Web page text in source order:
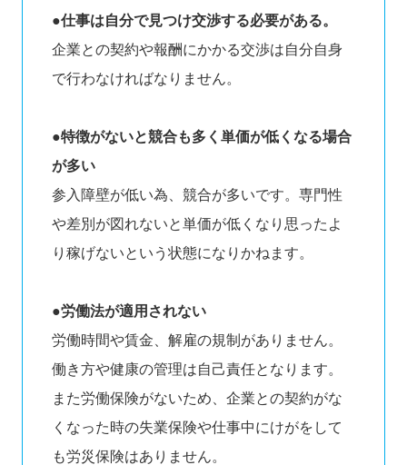
●仕事は自分で見つけ交渉する必要がある。
企業との契約や報酬にかかる交渉は自分自身
で行わなければなりません。
●特徴がないと競合も多く単価が低くなる場合
が多い
参入障壁が低い為、競合が多いです。専門性
や差別が図れないと単価が低くなり思ったよ
り稼げないという状態になりかねます。
●労働法が適用されない
労働時間や賃金、解雇の規制がありません。
働き方や健康の管理は自己責任となります。
また労働保険がないため、企業との契約がな
くなった時の失業保険や仕事中にけがをして
も労災保険はありません。